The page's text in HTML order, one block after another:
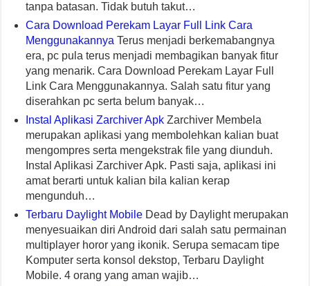
tanpa batasan. Tidak butuh takut…
Cara Download Perekam Layar Full Link Cara
Menggunakannya Terus menjadi berkemabangnya
era, pc pula terus menjadi membagikan banyak fitur
yang menarik. Cara Download Perekam Layar Full
Link Cara Menggunakannya. Salah satu fitur yang
diserahkan pc serta belum banyak…
Instal Aplikasi Zarchiver Apk Zarchiver Membela
merupakan aplikasi yang membolehkan kalian buat
mengompres serta mengekstrak file yang diunduh.
Instal Aplikasi Zarchiver Apk. Pasti saja, aplikasi ini
amat berarti untuk kalian bila kalian kerap
mengunduh…
Terbaru Daylight Mobile Dead by Daylight merupakan
menyesuaikan diri Android dari salah satu permainan
multiplayer horor yang ikonik. Serupa semacam tipe
Komputer serta konsol dekstop, Terbaru Daylight
Mobile. 4 orang yang aman wajib…